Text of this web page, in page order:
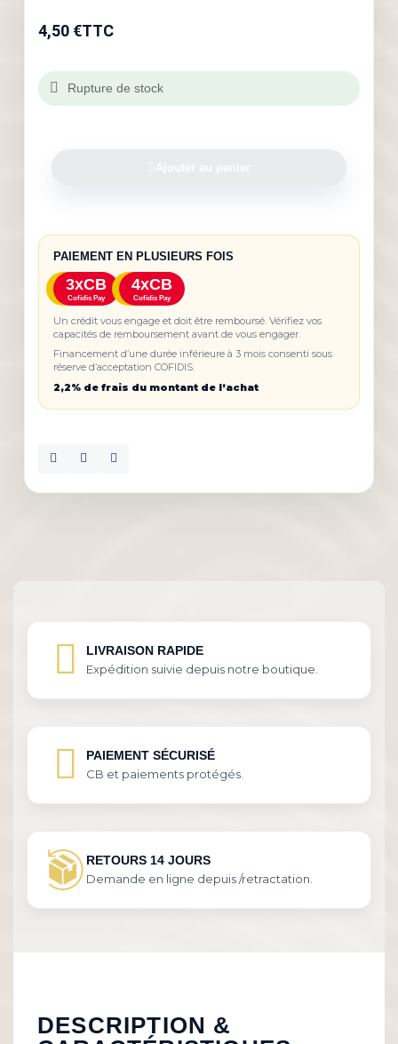
4,50 €TTC
Rupture de stock
PAIEMENT EN PLUSIEURS FOIS
3xCB
Cofidis Pay
4xCB
Cofidis Pay
Un crédit vous engage et doit être remboursé. Vérifiez vos
capacités de remboursement avant de vous engager.
Financement d’une durée inférieure à 3 mois consenti sous
réserve d’acceptation COFIDIS.
2,2% de frais du montant de l’achat
LIVRAISON RAPIDE
Expédition suivie depuis notre boutique.
PAIEMENT SÉCURISÉ
CB et paiements protégés.
RETOURS 14 JOURS
Demande en ligne depuis /retractation.
DESCRIPTION &